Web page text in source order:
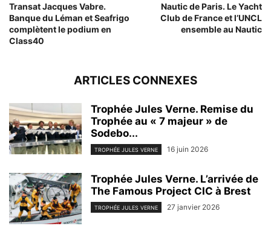
Transat Jacques Vabre.
Banque du Léman et Seafrigo
complètent le podium en
Class40
Nautic de Paris. Le Yacht
Club de France et l’UNCL
ensemble au Nautic
ARTICLES CONNEXES
Trophée Jules Verne. Remise du
Trophée au « 7 majeur » de
Sodebo...
TROPHÉE JULES VERNE 16 juin 2026
Trophée Jules Verne. L’arrivée de
The Famous Project CIC à Brest
TROPHÉE JULES VERNE 27 janvier 2026